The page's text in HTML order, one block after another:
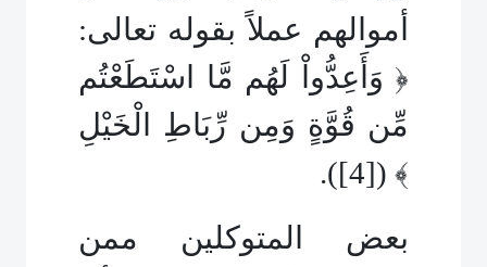
أموالهم عملاً بقوله تعالى:
﴿ وَأَعِدُّواْ لَهُم مَّا اسْتَطَعْتُم
مِّن قُوَّةٍ وَمِن رِّبَاطِ الْخَيْلِ
﴾ ([4]
).
بعض المتوكلين ممن